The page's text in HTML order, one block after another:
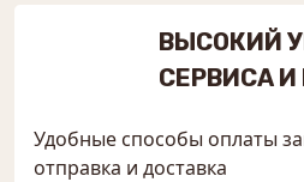
ВЫСОКИЙ
СЕРВИСА
Удобные способы оплаты
отправка и доставка